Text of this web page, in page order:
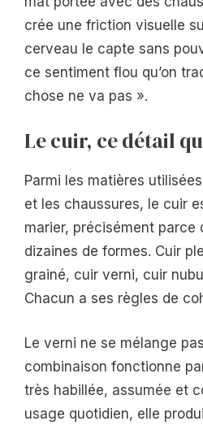
crée une friction visuelle
cerveau le capte sans
ce sentiment flou qu’on
chose ne va pas ».
Le cuir, ce détail
Parmi les matières
et les chaussures, le cuir
marier, précisément parce
dizaines de formes. Cuir
grainé, cuir verni, cuir
Chacun a ses règles de
Le verni ne se mélange
combinaison fonctionne
très habillée, assumée et
usage quotidien, elle